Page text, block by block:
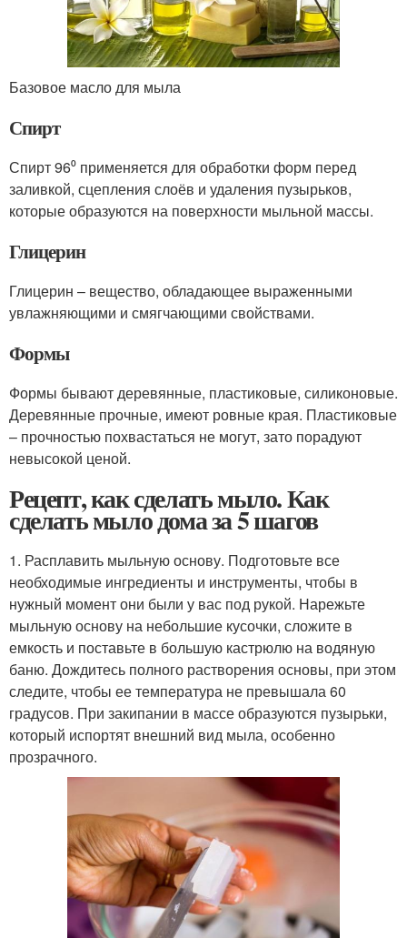
Базовое масло для мыла
Спирт
Спирт 96⁰ применяется для обработки форм перед
заливкой, сцепления слоёв и удаления пузырьков,
которые образуются на поверхности мыльной массы.
Глицерин
Глицерин – вещество, обладающее выраженными
увлажняющими и смягчающими свойствами.
Формы
Формы бывают деревянные, пластиковые, силиконовые.
Деревянные прочные, имеют ровные края. Пластиковые
– прочностью похвастаться не могут, зато порадуют
невысокой ценой.
Рецепт, как сделать мыло. Как
сделать мыло дома за 5 шагов
1. Расплавить мыльную основу. Подготовьте все
необходимые ингредиенты и инструменты, чтобы в
нужный момент они были у вас под рукой. Нарежьте
мыльную основу на небольшие кусочки, сложите в
емкость и поставьте в большую кастрюлю на водяную
баню. Дождитесь полного растворения основы, при этом
следите, чтобы ее температура не превышала 60
градусов. При закипании в массе образуются пузырьки,
который испортят внешний вид мыла, особенно
прозрачного.